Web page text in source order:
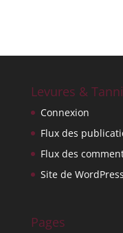
Levures &
Connexion
Flux des
Flux des
Site de
Pages